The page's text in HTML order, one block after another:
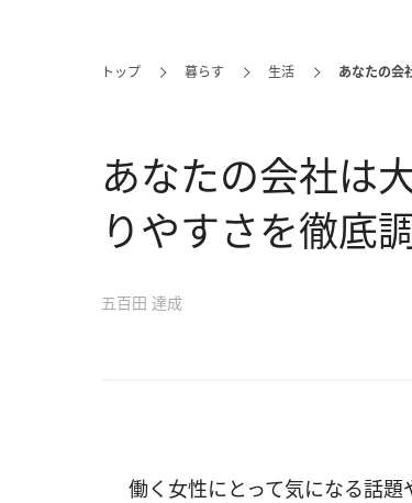
トップ 暮らす 生活 あなたの会
あなたの会社は
りやすさを徹底
五百田 達成
働く女性にとって気になる話